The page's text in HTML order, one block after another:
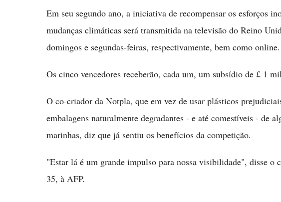
Em seu segundo ano, a iniciativa de recompensar os esforços
mudanças climáticas será transmitida na televisão do Reino
domingos e segundas-feiras, respectivamente, bem como online.
Os cinco vencedores receberão, cada um, um subsídio de £ 1
O co-criador da Notpla, que em vez de usar plásticos
embalagens naturalmente degradantes - e até comestíveis - de
marinhas, diz que já sentiu os benefícios da competição.
"Estar lá é um grande impulso para nossa visibilidade", disse o
35, à AFP.